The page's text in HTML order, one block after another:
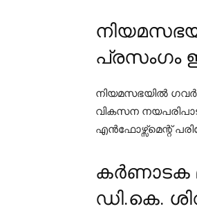
പ്രസംഗം
നിയമസഭയില്‍
വികസന
എന്‍ഫോഴ്സ്മെന്റ്
കർണാടക
ഡി.കെ.